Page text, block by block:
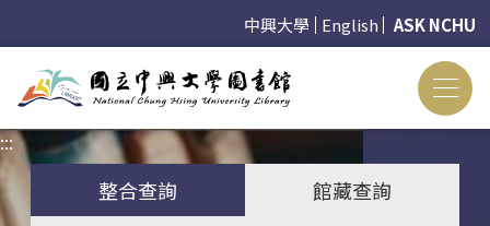
中興大學 English ASK NCHU
:::
整合查詢
館藏查詢